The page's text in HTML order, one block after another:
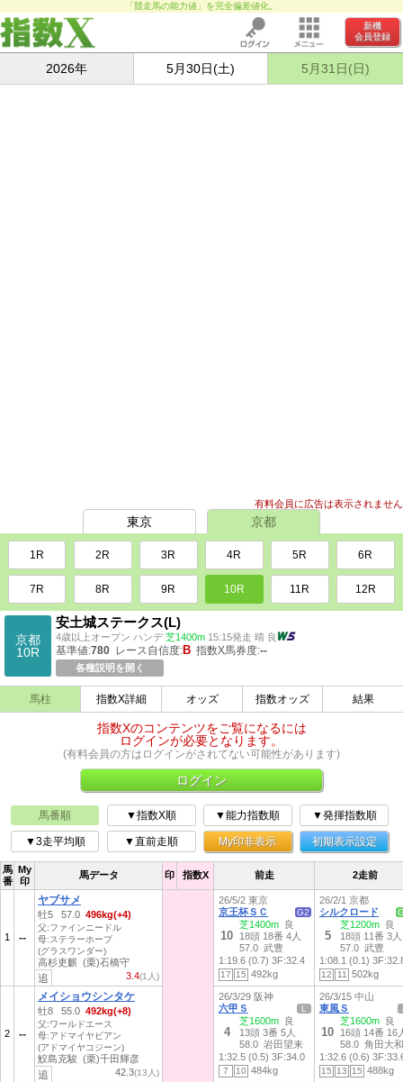
「競走馬の能力値」を完全偏差値化。
新機
会員登録
2026年 5月30日(土) 5月31日(日)
有料会員に広告は表示されません
東京 京都
1R 2R 3R 4R 5R 6R
7R 8R 9R 10R 11R 12R
京都
10R
安土城ステークス(L)
4歳以上オープン ハンデ 芝1400m 15:15発走 晴 良
基準値:780 レース自信度:B 指数X馬券度:--
各種説明を開く
馬柱 指数X詳細 オッズ 指数オッズ 結果
指数Xのコンテンツをご覧になるには
ログインが必要となります。
(有料会員の方はログインがされてない可能性があります)
ログイン
馬番順 ▼指数X順 ▼能力指数順 ▼発揮指数順
▼3走平均順 ▼直前走順 My印非表示 初期表示設定
馬
番
My
印
馬データ 印 指数X
1
ヤブサメ
牡5 57.0 496kg(+4)
父:ファインニードル
母:ステラーホープ
(グラスワンダー)
高杉吏麒 (栗)石橋守
3.4(1人)
追
2
メイショウシンタケ
牡8 55.0 492kg(+8)
父:ワールドエース
母:アドマイヤビアン
(アドマイヤコジーン)
鮫島克駿 (栗)千田輝彦
42.3(13人)
追
前走 2走前
26/5/2 東京
京王杯ＳＣ
G2
10
芝1400m 良
18頭 18番 4人
57.0 武豊
1:19.6 (0.7) 3F:32.4
17 15 492kg
26/2/1 京都
シルクロード
5
芝1200m 良
18頭 11番 3人
57.0 武豊
1:08.1 (0.1)
12 11 502kg
26/3/29 阪神
六甲Ｓ
L
4
芝1600m 良
13頭 3番 5人
58.0 岩田望来
1:32.5 (0.5) 3F:34.0
7 10 484kg
26/3/15 中山
東風Ｓ
10
芝1600m 良
16頭 14番 16
58.0 角田大和
1:32.6 (0.6)
15 13 15 488kg